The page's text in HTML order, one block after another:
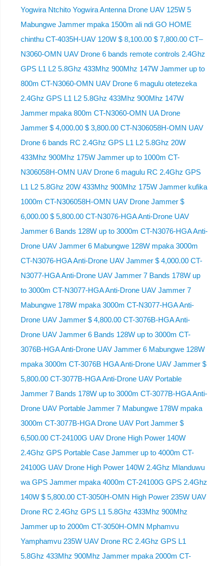
Yogwira Ntchito Yogwira Antenna Drone UAV 125W 5
Mabungwe Jammer mpaka 1500m ali ndi GO HOME
chinthu CT-4035H-UAV 120W $ 8,100.00 $ 7,800.00 CT–
N3060-OMN UAV Drone 6 bands remote controls 2.4Ghz
GPS L1 L2 5.8Ghz 433Mhz 900Mhz 147W Jammer up to
800m CT-N3060-OMN UAV Drone 6 magulu otetezeka
2.4Ghz GPS L1 L2 5.8Ghz 433Mhz 900Mhz 147W
Jammer mpaka 800m CT-N3060-OMN UA Drone
Jammer $ 4,000.00 $ 3,800.00 CT-N306058H-OMN UAV
Drone 6 bands RC 2.4Ghz GPS L1 L2 5.8Ghz 20W
433Mhz 900Mhz 175W Jammer up to 1000m CT-
N306058H-OMN UAV Drone 6 magulu RC 2.4Ghz GPS
L1 L2 5.8Ghz 20W 433Mhz 900Mhz 175W Jammer kufika
1000m CT-N306058H-OMN UAV Drone Jammer $
6,000.00 $ 5,800.00 CT-N3076-HGA Anti-Drone UAV
Jammer 6 Bands 128W up to 3000m CT-N3076-HGA ​​Anti-
Drone UAV Jammer 6 Mabungwe 128W mpaka 3000m
CT-N3076-HGA ​​Anti-Drone UAV Jammer $ 4,000.00 CT-
N3077-HGA Anti-Drone UAV Jammer 7 Bands 178W up
to 3000m CT-N3077-HGA Anti-Drone UAV Jammer 7
Mabungwe 178W mpaka 3000m CT-N3077-HGA Anti-
Drone UAV Jammer $ 4,800.00 CT-3076B-HGA Anti-
Drone UAV Jammer 6 Bands 128W up to 3000m CT-
3076B-HGA Anti-Drone UAV Jammer 6 Mabungwe 128W
mpaka 3000m CT-3076B HGA Anti-Drone UAV Jammer $
5,800.00 CT-3077B-HGA Anti-Drone UAV Portable
Jammer 7 Bands 178W up to 3000m CT-3077B-HGA Anti-
Drone UAV Portable Jammer 7 Mabungwe 178W mpaka
3000m CT-3077B-HGA Drone UAV Port Jammer $
6,500.00 CT-24100G UAV Drone High Power 140W
2.4Ghz GPS Portable Case Jammer up to 4000m CT-
24100G UAV Drone High Power 140W 2.4Ghz Mlanduwu
wa GPS Jammer mpaka 4000m CT-24100G GPS 2.4Ghz
140W $ 5,800.00 CT-3050H-OMN High Power 235W UAV
Drone RC 2.4Ghz GPS L1 5.8Ghz 433Mhz 900Mhz
Jammer up to 2000m CT-3050H-OMN Mphamvu
Yamphamvu 235W UAV Drone RC 2.4Ghz GPS L1
5.8Ghz 433Mhz 900Mhz Jammer mpaka 2000m CT-